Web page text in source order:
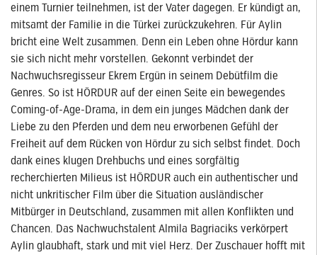
einem Turnier teilnehmen, ist der Vater dagegen. Er kündigt an,
mitsamt der Familie in die Türkei zurückzukehren. Für Aylin
bricht eine Welt zusammen. Denn ein Leben ohne Hördur kann
sie sich nicht mehr vorstellen. Gekonnt verbindet der
Nachwuchsregisseur Ekrem Ergün in seinem Debütfilm die
Genres. So ist HÖRDUR auf der einen Seite ein bewegendes
Coming-of-Age-Drama, in dem ein junges Mädchen dank der
Liebe zu den Pferden und dem neu erworbenen Gefühl der
Freiheit auf dem Rücken von Hördur zu sich selbst findet. Doch
dank eines klugen Drehbuchs und eines sorgfältig
recherchierten Milieus ist HÖRDUR auch ein authentischer und
nicht unkritischer Film über die Situation ausländischer
Mitbürger in Deutschland, zusammen mit allen Konflikten und
Chancen. Das Nachwuchstalent Almila Bagriaciks verkörpert
Aylin glaubhaft, stark und mit viel Herz. Der Zuschauer hofft mit